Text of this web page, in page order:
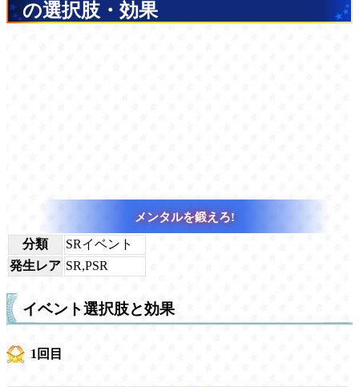
の選択肢・効果
メンタルを鍛えろ!
分類
SRイベント
発生レア SR,PSR
イベント選択肢と効果
1回目